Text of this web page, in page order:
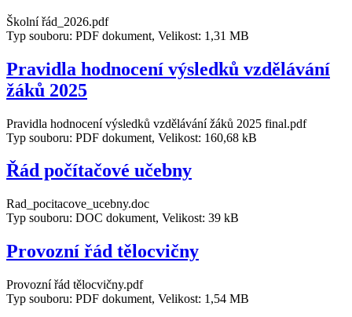
Školní řád_2026.pdf
Typ souboru: PDF dokument, Velikost: 1,31 MB
Pravidla hodnocení výsledků vzdělávání
žáků 2025
Pravidla hodnocení výsledků vzdělávání žáků 2025 final.pdf
Typ souboru: PDF dokument, Velikost: 160,68 kB
Řád počítačové učebny
Rad_pocitacove_ucebny.doc
Typ souboru: DOC dokument, Velikost: 39 kB
Provozní řád tělocvičny
Provozní řád tělocvičny.pdf
Typ souboru: PDF dokument, Velikost: 1,54 MB